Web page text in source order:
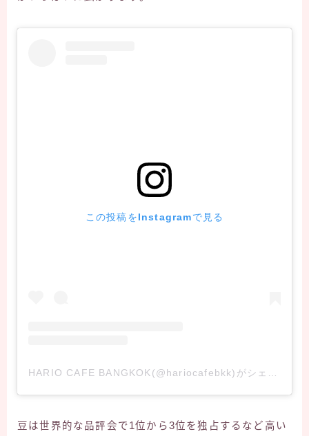
この投稿をInstagramで見る
豆は世界的な品評会で1位から3位を独占するなど高い